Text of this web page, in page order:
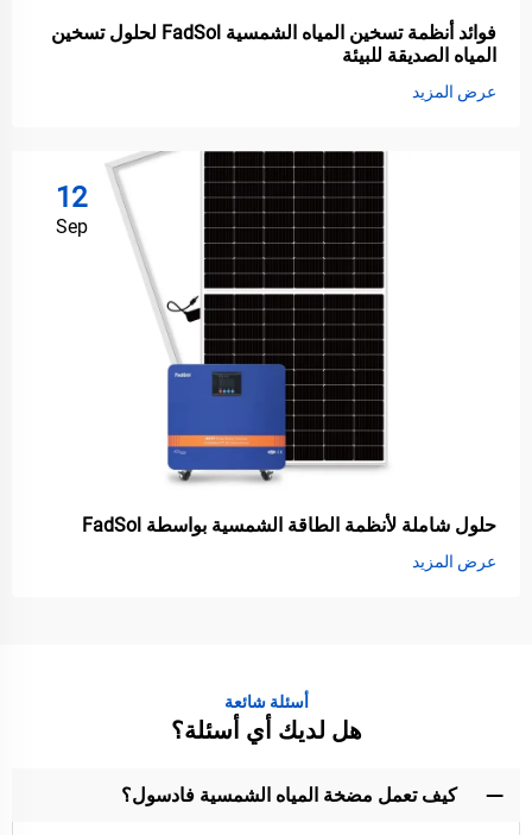
فوائد أنظمة تسخين المياه الشمسية FadSol لحلول تسخين
المياه الصديقة للبيئة
عرض المزيد
12
Sep
حلول شاملة لأنظمة الطاقة الشمسية بواسطة FadSol
عرض المزيد
أسئلة شائعة
هل لديك أي أسئلة؟
كيف تعمل مضخة المياه الشمسية فادسول؟